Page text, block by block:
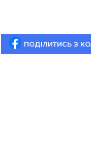
ПОДІЛИТИСЬ З